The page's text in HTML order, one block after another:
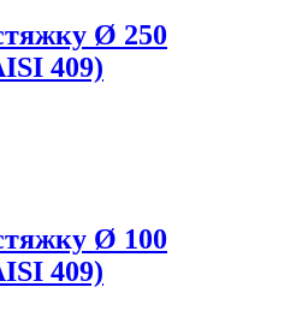
Ø 250
409)
Ø 100
409)